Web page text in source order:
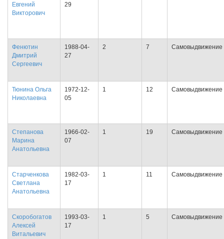
Евгений
Викторович
29
Фенютин
Дмитрий
Сергеевич
1988-04-
27
2 7 Самовыдвижение
Тюнина Ольга
Николаевна
1972-12-
05
1 12 Самовыдвижение
Степанова
Марина
Анатольевна
1966-02-
07
1 19 Самовыдвижение
Старченкова
Светлана
Анатольевна
1982-03-
17
1 11 Самовыдвижение
Скоробогатов
Алексей
Витальевич
1993-03-
17
1 5 Самовыдвижение